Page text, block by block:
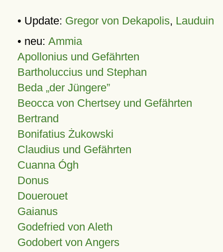
• Update: Gregor von Dekapolis, Lauduin
• neu: Ammia
Apollonius und Gefährten
Bartholuccius und Stephan
Beda „der Jüngere”
Beocca von Chertsey und Gefährten
Bertrand
Bonifatius Żukowski
Claudius und Gefährten
Cuanna Ógh
Donus
Douerouet
Gaianus
Godefried von Aleth
Godobert von Angers